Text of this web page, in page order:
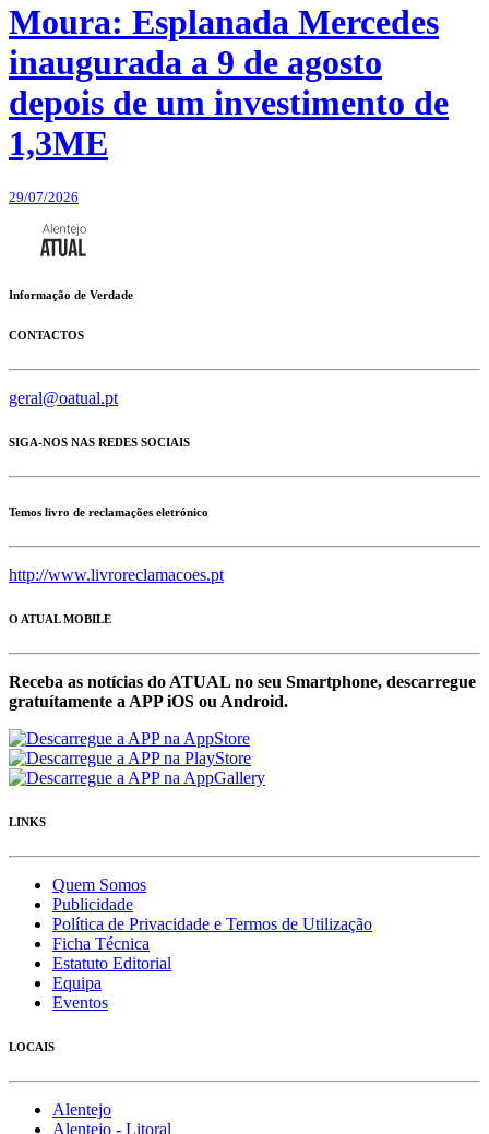
Moura: Esplanada Mercedes
inaugurada a 9 de agosto
depois de um investimento de
1,3ME
29/07/2026
Informação de Verdade
CONTACTOS
geral@oatual.pt
SIGA-NOS NAS REDES SOCIAIS
Temos livro de reclamações eletrónico
http://www.livroreclamacoes.pt
O ATUAL MOBILE
Receba as notícias do ATUAL no seu Smartphone, descarregue
gratuítamente a APP iOS ou Android.
LINKS
Quem Somos
Publicidade
Política de Privacidade e Termos de Utilização
Ficha Técnica
Estatuto Editorial
Equipa
Eventos
LOCAIS
Alentejo
Alentejo - Litoral